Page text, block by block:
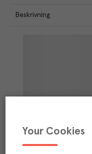
Beskrivning
Your Cookies